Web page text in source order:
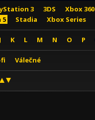
3 3DS Xbox 360
5 Stadia Xbox Series
J K L M N O P
fi Válečné